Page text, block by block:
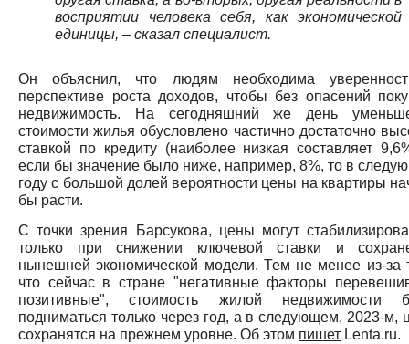
восприятии человека себя, как экономической
единицы, – сказал специалист.
Он объяснил, что людям необходима
перспективе роста доходов, чтобы без опасений
недвижимость. На сегодняшний же день
стоимости жилья обусловлено частично достаточно
ставкой по кредиту (наиболее низкая составляет
если бы значение было ниже, например, 8%, то в
году с большой долей вероятности цены на квартиры
бы расти.
С точки зрения Барсукова, цены могут
только при снижении ключевой ставки и
нынешней экономической модели. Тем не менее из-за
что сейчас в стране "негативные факторы
позитивные", стоимость жилой недвижимости
подниматься только через год, а в следующем, 2023-м,
сохранятся на прежнем уровне. Об этом пишет Lenta.ru.